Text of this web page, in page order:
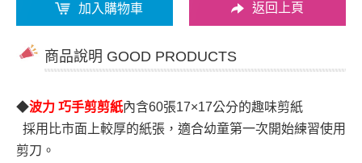
加入購物車 返回上頁
商品說明 GOOD PRODUCTS
◆波力 巧手剪剪紙內含60張17×17公分的趣味剪紙
採用比市面上較厚的紙張，適合幼童第一次開始練習使用
剪刀。